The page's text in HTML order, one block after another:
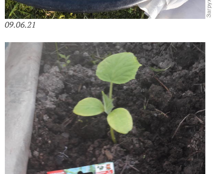
09.06.21